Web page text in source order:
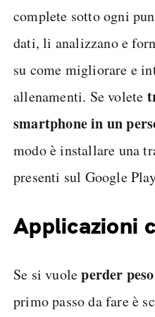
complete sotto ogni
dati, li analizzano e
su come migliorare e
allenamenti. Se volete
smartphone in un
modo è installare una
presenti sul Google
Applicazioni
Se si vuoleperder
primo passo da fare è